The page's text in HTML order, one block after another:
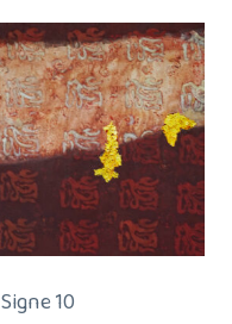
Signe 10